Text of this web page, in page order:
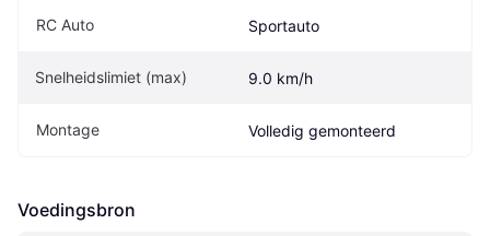
RC Auto Sportauto
Snelheidslimiet (max) 9.0 km/h
Montage Volledig gemonteerd
Voedingsbron